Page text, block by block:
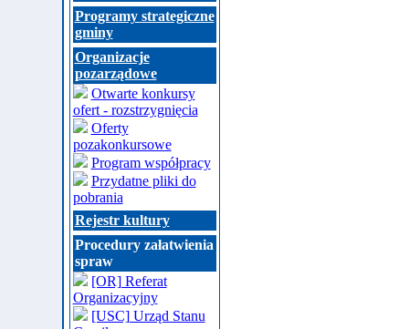
Programy strategiczne
gminy
Organizacje
pozarządowe
Otwarte konkursy
ofert - rozstrzygnięcia
Oferty
pozakonkursowe
Program współpracy
Przydatne pliki do
pobrania
Rejestr kultury
Procedury załatwienia
spraw
[OR] Referat
Organizacyjny
[USC] Urząd Stanu